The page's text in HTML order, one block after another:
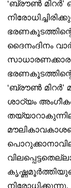
‘ബ്രൗൺ
ദൈനംദിനം
‘ബ്രൗൺ മിറർ’
ശാഠ്യം
നിരോധിക്കുന്നു.